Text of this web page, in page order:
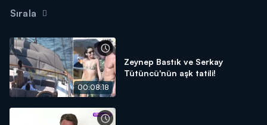
Sırala
00:08:18
Zeynep Bastık ve Serkay
Tütüncü'nün aşk tatili!